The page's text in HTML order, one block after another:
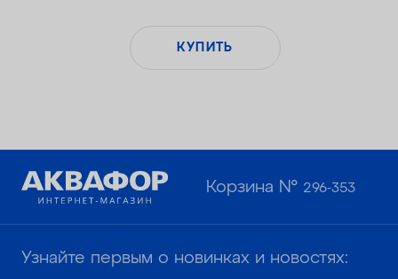
КУПИТЬ
Корзина № 296-353
Узнайте первым о новинках и новостях: